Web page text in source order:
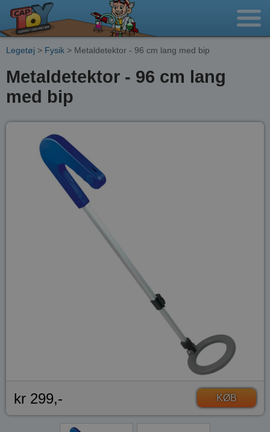
Legetøj > Fysik > Metaldetektor - 96 cm lang med bip
Metaldetektor - 96 cm lang
med bip
kr 299,- KØB